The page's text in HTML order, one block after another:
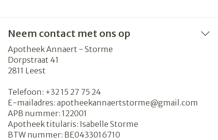
Neem contact met ons op
Apotheek Annaert - Storme
Dorpstraat 41
2811 Leest
Telefoon: +32 15 27 75 24
E-mailadres: apotheekannaertstorme@gmail.com
APB nummer: 122001
Apotheek titularis: Isabelle Storme
BTW nummer: BE0433016710